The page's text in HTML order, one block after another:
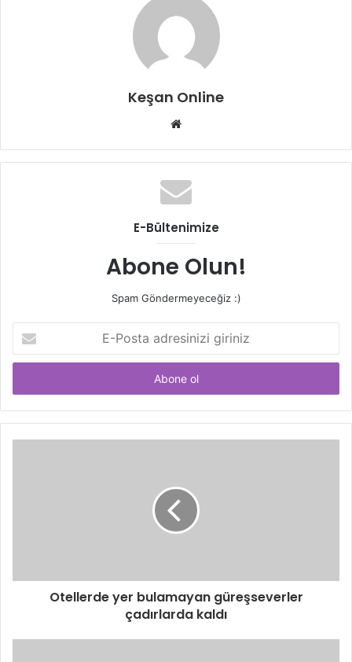
Keşan Online
Web
E-Bültenimize
Abone Olun!
Spam Göndermeyeceğiz :)
Posta
adresinizi
Otellerde yer bulamayan güreşseverler
çadırlarda kaldı